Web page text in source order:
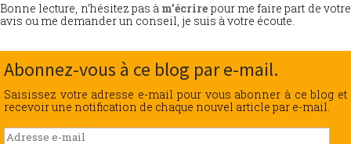
Bonne lecture, n’hésitez pas à m’écrire pour me faire part de votre
avis ou me demander un conseil, je suis à votre écoute.
Abonnez-vous à ce blog par e-mail.
Saisissez votre adresse e-mail pour vous abonner à ce blog et
recevoir une notification de chaque nouvel article par e-mail.
Adresse